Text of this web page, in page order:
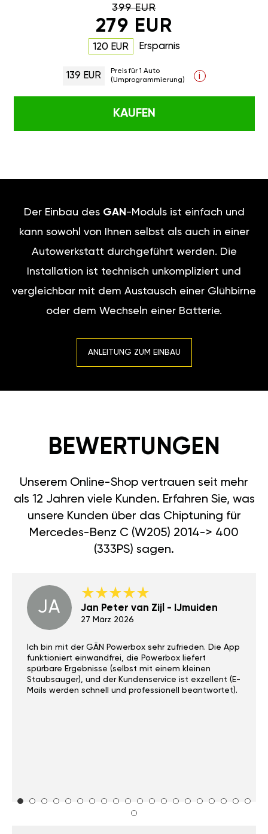
399 EUR
279 EUR
120 EUR Ersparnis
139 EUR
Preis für 1 Auto
(Umprogrammierung)
i
KAUFEN
Der Einbau des GAN -Moduls ist einfach und
kann sowohl von Ihnen selbst als auch in einer
Autowerkstatt durchgeführt werden. Die
Installation ist technisch unkompliziert und
vergleichbar mit dem Austausch einer Glühbirne
oder dem Wechseln einer Batterie.
ANLEITUNG ZUM EINBAU
BEWERTUNGEN
Unserem Online-Shop vertrauen seit mehr
als 12 Jahren viele Kunden. Erfahren Sie, was
unsere Kunden über das Chiptuning für
Mercedes-Benz C (W205) 2014-> 400
(333PS) sagen.
JA Jan Peter van Zijl - IJmuiden
27 März 2026
Ich bin mit der GÄN Powerbox sehr zufrieden. Die App
funktioniert einwandfrei, die Powerbox liefert
spürbare Ergebnisse (selbst mit einem kleinen
Staubsauger), und der Kundenservice ist exzellent (E-
Mails werden schnell und professionell beantwortet).